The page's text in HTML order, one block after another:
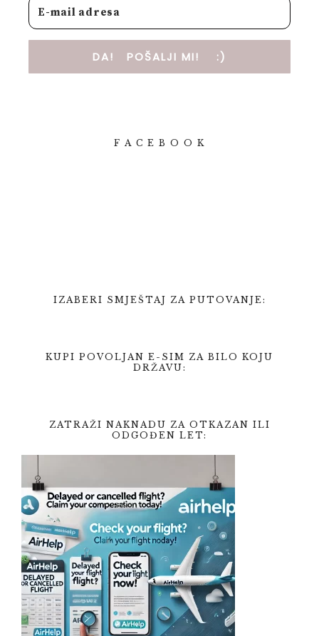
DA! POŠALJI MI! :)
F A C E B O O K
IZABERI SMJEŠTAJ ZA PUTOVANJE:
KUPI POVOLJAN E-SIM ZA BILO KOJU
DRŽAVU:
ZATRAŽI NAKNADU ZA OTKAZAN ILI
ODGOĐEN LET: